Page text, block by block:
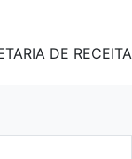
DE RECEITA